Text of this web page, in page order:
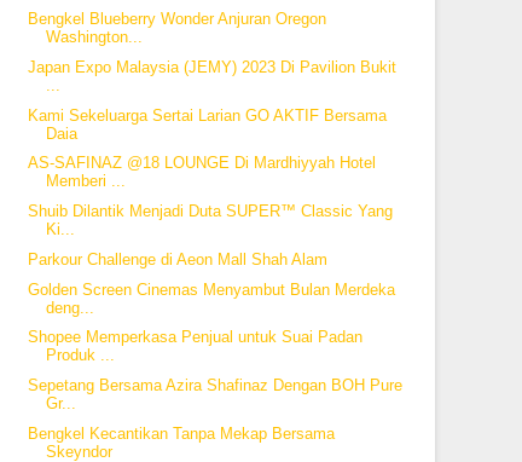
Bengkel Blueberry Wonder Anjuran Oregon
Washington...
Japan Expo Malaysia (JEMY) 2023 Di Pavilion Bukit
Kami Sekeluarga Sertai Larian GO AKTIF Bersama
Daia
AS-SAFINAZ @18 LOUNGE Di Mardhiyyah Hotel
Memberi ...
Shuib Dilantik Menjadi Duta SUPER™ Classic Yang
Ki...
Parkour Challenge di Aeon Mall Shah Alam
Golden Screen Cinemas Menyambut Bulan Merdeka
deng...
Shopee Memperkasa Penjual untuk Suai Padan
Produk ...
Sepetang Bersama Azira Shafinaz Dengan BOH Pure
Gr...
Bengkel Kecantikan Tanpa Mekap Bersama
Skeyndor